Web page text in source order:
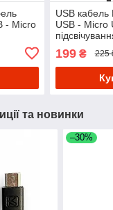
- Micro
USB кабель
USB - Micro
199₴ 225
та новинки
–30%